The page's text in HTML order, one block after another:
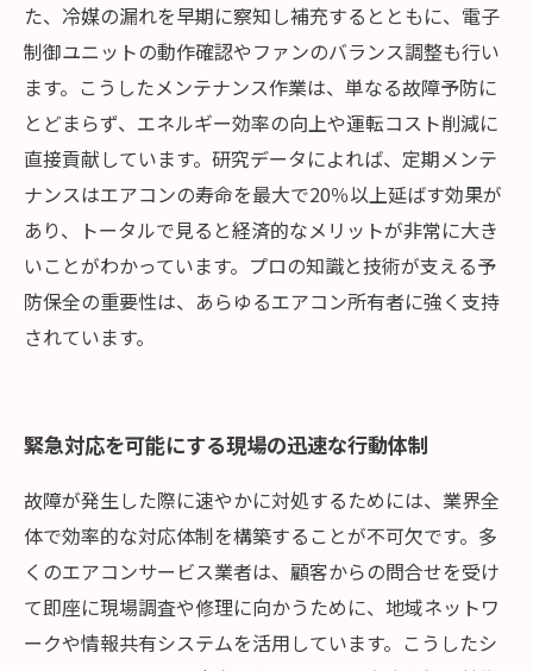
た、冷媒の漏れを早期に察知し補充するとともに、電子
制御ユニットの動作確認やファンのバランス調整も行い
ます。こうしたメンテナンス作業は、単なる故障予防に
とどまらず、エネルギー効率の向上や運転コスト削減に
直接貢献しています。研究データによれば、定期メンテ
ナンスはエアコンの寿命を最大で20％以上延ばす効果が
あり、トータルで見ると経済的なメリットが非常に大き
いことがわかっています。プロの知識と技術が支える予
防保全の重要性は、あらゆるエアコン所有者に強く支持
されています。
緊急対応を可能にする現場の迅速な行動体制
故障が発生した際に速やかに対処するためには、業界全
体で効率的な対応体制を構築することが不可欠です。多
くのエアコンサービス業者は、顧客からの問合せを受け
て即座に現場調査や修理に向かうために、地域ネットワ
ークや情報共有システムを活用しています。こうしたシ